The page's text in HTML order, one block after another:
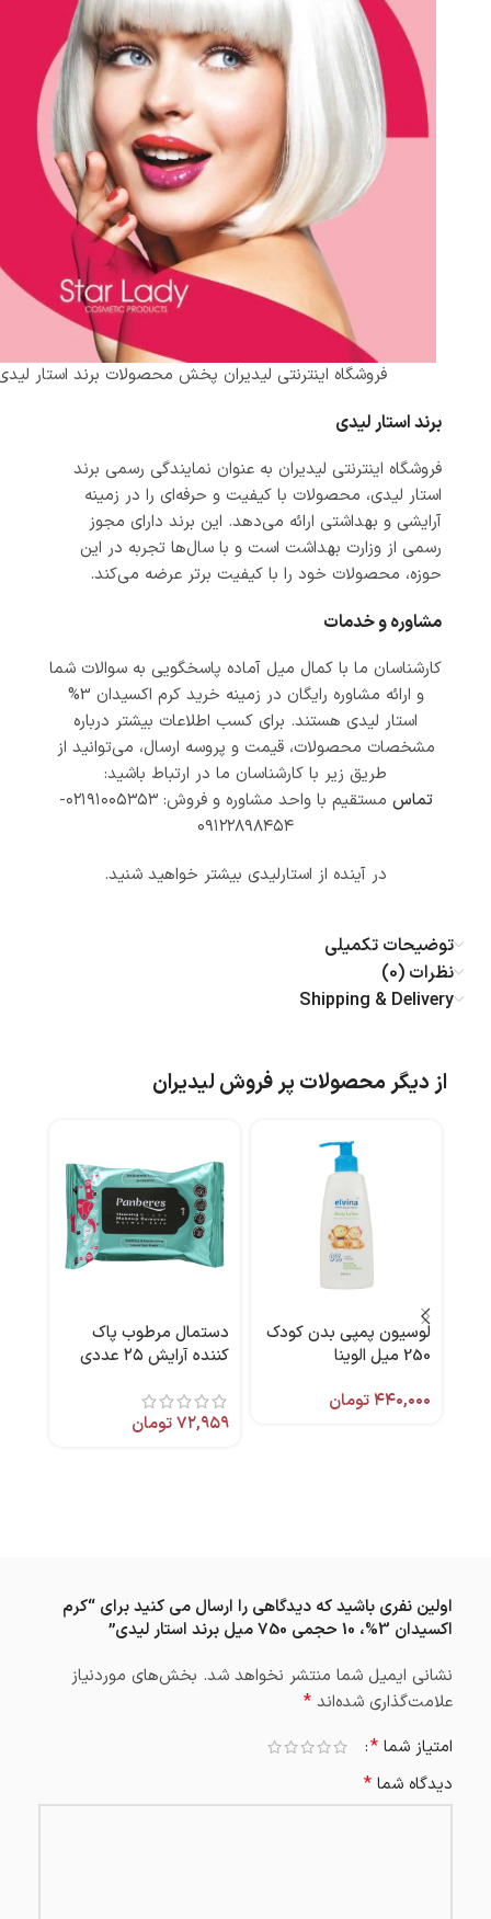
فروشگاه اینترنتی لیدیران پخش محصولات برند استار
برند استار لیدی
فروشگاه اینترنتی لیدیران به عنوان نمایندگی رسمی برند
استار لیدی، محصولات با کیفیت و حرفه‌ای را در زمینه
آرایشی و بهداشتی ارائه می‌دهد. این برند دارای مجوز
رسمی از وزارت بهداشت است و با سال‌ها تجربه در این
حوزه، محصولات خود را با کیفیت برتر عرضه می‌کند.
مشاوره و خدمات
کارشناسان ما با کمال میل آماده پاسخگویی به سوالات شما
و ارائه مشاوره رایگان در زمینه خرید کرم اکسیدان 3%
استار لیدی هستند. برای کسب اطلاعات بیشتر درباره
مشخصات محصولات، قیمت و پروسه ارسال، می‌توانید از
طریق زیر با کارشناسان ما در ارتباط باشید:
تماس
مستقیم با واحد مشاوره و فروش: ۰۲۱۹۱۰۰۵۳۵۳-
۰۹۱۲۲۸۹۸۴۵۴
در آینده از استارلیدی بیشتر خواهید شنید.
توضیحات تکمیلی
نظرات (0)
Shipping & Delivery
از دیگر محصولات پر فروش لیدیران
لوسیون پمپی بدن کودک
250 میل الوینا
۴۴۰,۰۰۰تومان
دستمال مرطوب پاک
کننده آرایش ۲۵ عددی
۷۲,۹۵۹تومان
اولین نفری باشید که دیدگاهی را ارسال می کنید برای “کرم
اکسیدان 3%، 10 حجمی 750 میل برند استار لیدی”
نشانی ایمیل شما منتشر نخواهد شد. بخش‌های موردنیاز
علامت‌گذاری شده‌اند *
امتیاز شما *
دیدگاه شما *